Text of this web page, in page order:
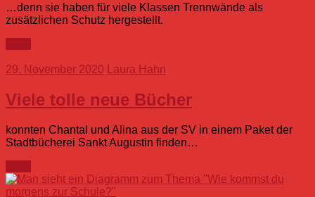
…denn sie haben für viele Klassen Trennwände als
zusätzlichen Schutz hergestellt.
29. November 2020 Laura Hahn
Viele tolle neue Bücher
konnten Chantal und Alina aus der SV in einem Paket der
Stadtbücherei Sankt Augustin finden…